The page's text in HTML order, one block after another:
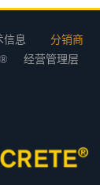
信息
经营管理层
分销商